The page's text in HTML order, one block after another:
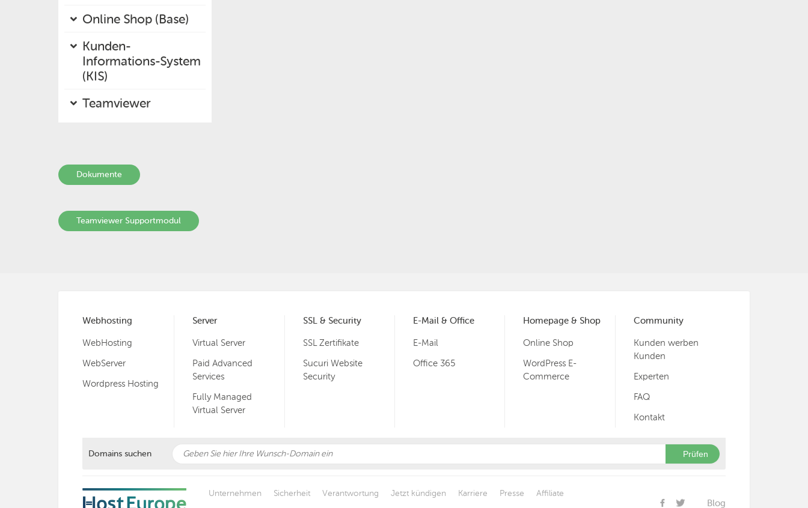
Online Shop (Base)
Kunden-
Informations-System
(KIS)
Teamviewer
Dokumente
Teamviewer Supportmodul
Webhosting
WebHosting
WebServer
Wordpress Hosting
Server
Virtual Server
Paid Advanced
Services
Fully Managed
Virtual Server
SSL & Security
SSL Zertifikate
Sucuri Website
Security
E-Mail & Office
E-Mail
Office 365
Homepage & Shop
Online Shop
WordPress E-
Commerce
Community
Kunden werben
Kunden
Experten
FAQ
Kontakt
Domains suchen Prüfen
Unternehmen Sicherheit Verantwortung Jetzt kündigen Karriere Presse
Affiliate
Blog